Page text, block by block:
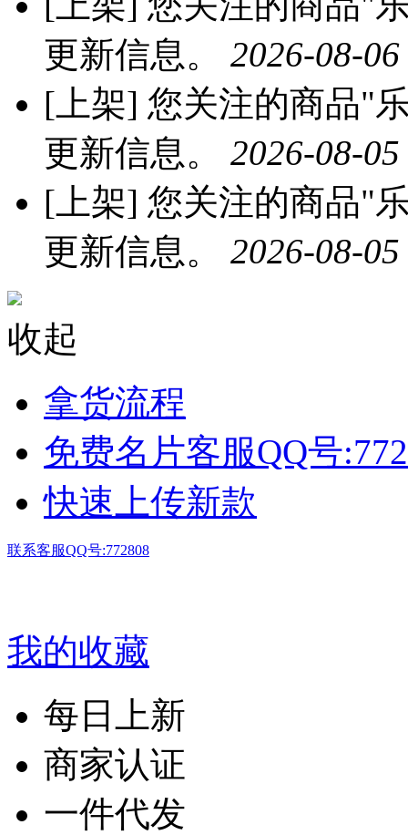
更新信息。 2026-08-
[上架] 您关注的商品"
更新信息。 2026-08-
[上架] 您关注的商品"
更新信息。 2026-08-
收起
拿货流程
免费名片客服QQ号
快速上传新款
联系客服QQ号:772808
我的收藏
每日上新
商家认证
一件代发